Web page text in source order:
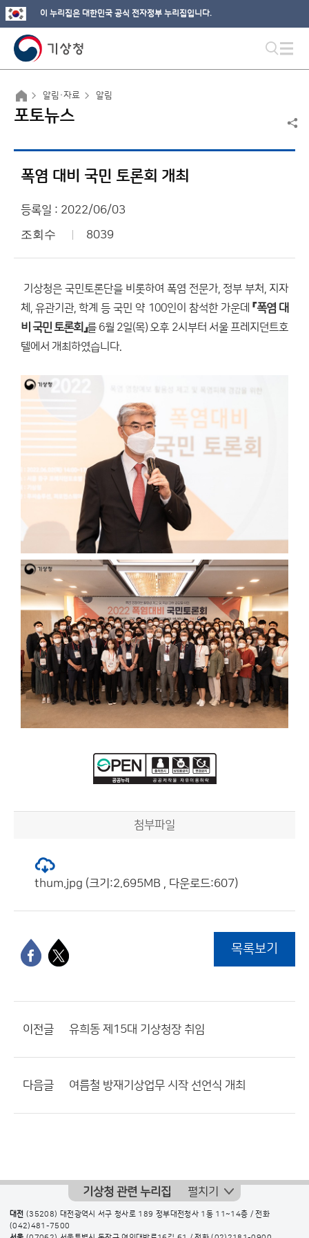
이 누리집은 대한민국 공식 전자정부 누리집입니다.
알림·자료 알림
포토뉴스
폭염 대비 국민 토론회 개최
등록일 : 2022/06/03
조회수 8039
기상청은 국민토론단을 비롯하여 폭염 전문가, 정부 부처, 지자
체, 유관기관, 학계 등 국민 약 100인이 참석한 가운데 『폭염 대
비 국민 토론회』를 6월 2일(목) 오후 2시부터 서울 프레지던트호
텔에서 개최하였습니다.
첨부파일
thum.jpg (크기:2.695MB , 다운로드:607)
목록보기
이전글 유희동 제15대 기상청장 취임
다음글 여름철 방재기상업무 시작 선언식 개최
기상청 관련 누리집 펼치기
대전 (35208) 대전광역시 서구 청사로 189 정부대전청사 1동 11~14층 / 전화
(042)481-7500